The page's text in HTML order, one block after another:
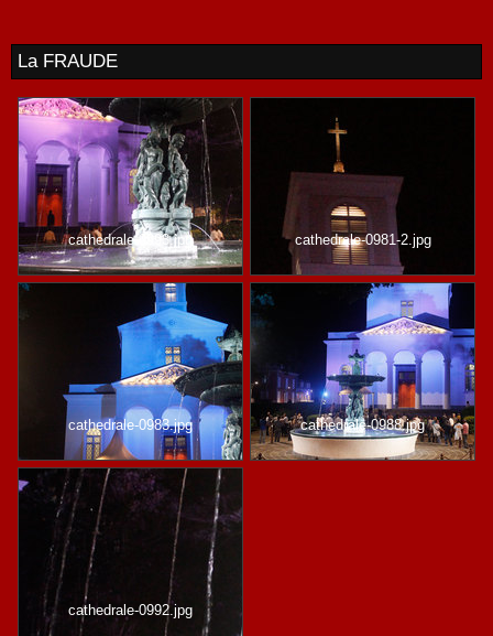
La FRAUDE
cathedrale-0993.jpg cathedrale-0981-2.jpg
cathedrale-0983.jpg cathedrale-0988.jpg
cathedrale-0992.jpg